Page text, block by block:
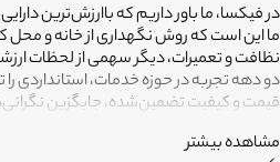
در فیکسا، ما باور داریم که باارزش‌ترین
ما این است که روش نگهداری از خانه و محل
نظافت و تعمیرات، دیگر سهمی از لحظات
دو دهه تجربه در حوزه خدمات، استانداردی
قیمت و کیفیت تضمین‌شده، جایگزین
متخصصانی بسپاریم که از فیلترهای
مشاهده بیشتر